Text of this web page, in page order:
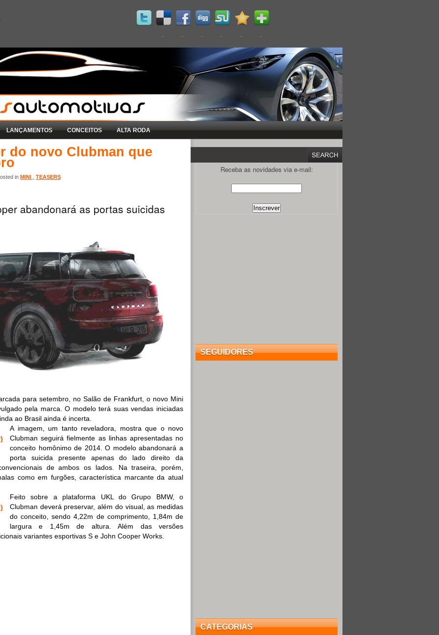
LANÇAMENTOS CONCEITOS ALTA RODA
do novo Clubman que
in MINI TEASERS
abandonará as portas suicidas
para setembro, no Salão de Frankfurt, o novo Mini
pela marca. O modelo terá suas vendas iniciadas
ao Brasil ainda é incerta.
A imagem, um tanto reveladora, mostra que o novo
Clubman seguirá fielmente as linhas apresentadas no
conceito homônimo de 2014. O modelo abandonará a
porta suicida presente apenas do lado direito da
de ambos os lados. Na traseira, porém,
como em furgões, característica marcante da atual
Feito sobre a plataforma UKL do Grupo BMW, o
Clubman deverá preservar, além do visual, as medidas
do conceito, sendo 4,22m de comprimento, 1,84m de
largura e 1,45m de altura. Além das versões
variantes esportivas S e John Cooper Works.
Receba as novidades via e-mail:
SEGUIDORES
CATEGORIAS